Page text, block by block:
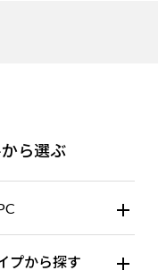
ら選ぶ
プから探す